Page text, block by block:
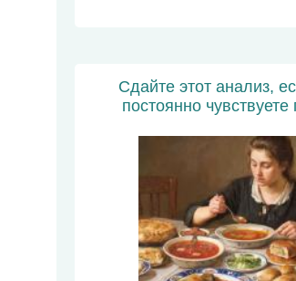
Сдайте этот анализ,
постоянно чувствуете